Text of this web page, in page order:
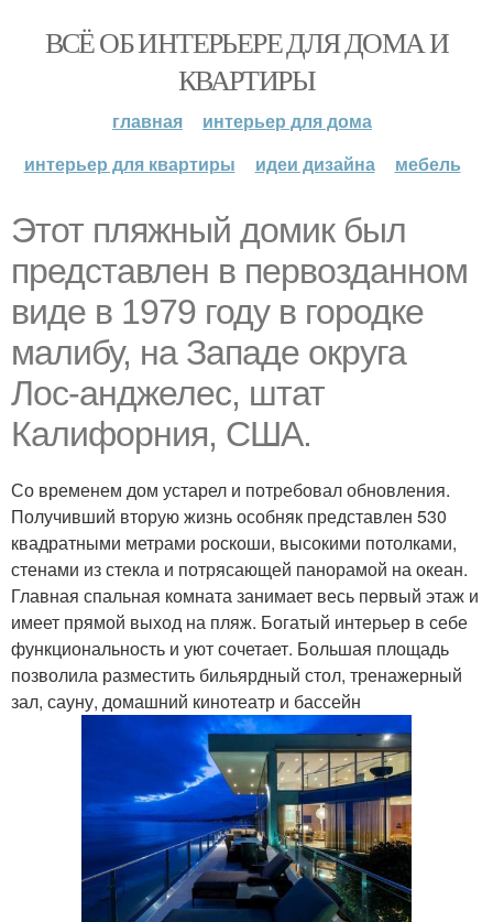
ВСЁ ОБ ИНТЕРЬЕРЕ ДЛЯ ДОМА И
КВАРТИРЫ
главная
интерьер для дома
интерьер для квартиры
идеи дизайна мебель
Этот пляжный домик был
представлен в первозданном
виде в 1979 году в городке
малибу, на Западе округа
Лос-анджелес, штат
Калифорния, США.
Со временем дом устарел и потребовал обновления.
Получивший вторую жизнь особняк представлен 530
квадратными метрами роскоши, высокими потолками,
стенами из стекла и потрясающей панорамой на океан.
Главная спальная комната занимает весь первый этаж и
имеет прямой выход на пляж. Богатый интерьер в себе
функциональность и уют сочетает. Большая площадь
позволила разместить бильярдный стол, тренажерный
зал, сауну, домашний кинотеатр и бассейн